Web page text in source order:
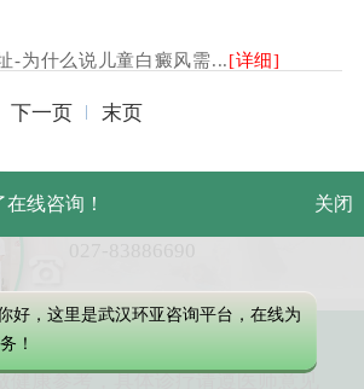
-为什么说儿童白癜风需...[详细]
下一页 末页
武汉市硚口区解放大道479号
武汉环亚中医白癜风医院
健康参考，具体诊疗请遵医师意见
线咨询！ 关闭
好，这里是武汉环亚咨询平台，在线为
！